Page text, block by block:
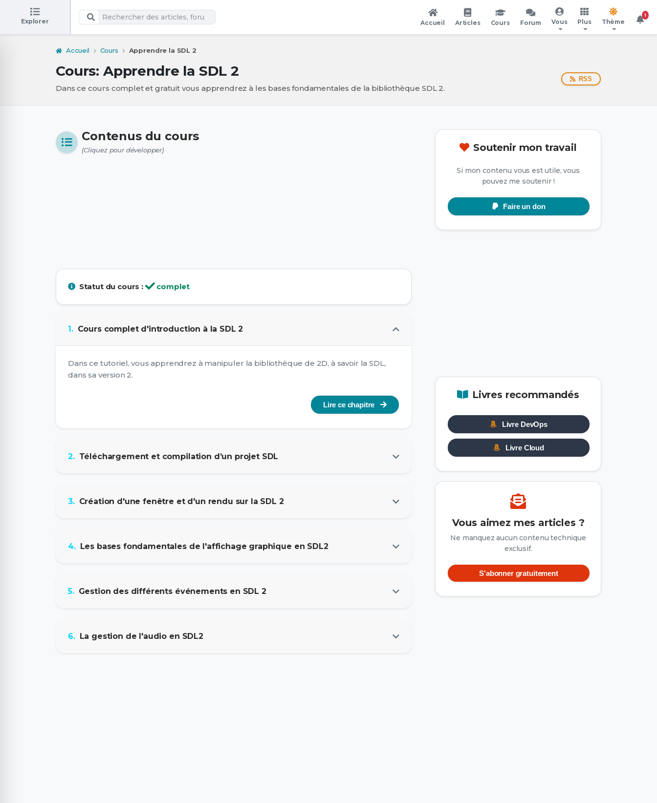
Explorer Accueil Articles Cours Forum Vous Plus Thème
1
Accueil Cours Apprendre la SDL 2
Cours: Apprendre la SDL 2
Dans ce cours complet et gratuit vous apprendrez à les bases fondamentales de la bibliothèque SDL 2.
RSS
Contenus du cours
(Cliquez pour développer)
Statut du cours : complet
1. Cours complet d'introduction à la SDL 2
Dans ce tutoriel, vous apprendrez à manipuler la bibliothèque de 2D, à savoir la SDL,
dans sa version 2.
Lire ce chapitre
2. Téléchargement et compilation d’un projet SDL
3. Création d'une fenêtre et d'un rendu sur la SDL 2
4. Les bases fondamentales de l'affichage graphique en SDL2
5. Gestion des différents événements en SDL 2
6. La gestion de l'audio en SDL2
Soutenir mon travail
Si mon contenu vous est utile, vous
pouvez me soutenir !
Faire un don
Livres recommandés
Livre DevOps
Livre Cloud
Vous aimez mes articles ?
Ne manquez aucun contenu technique
exclusif.
S'abonner gratuitement